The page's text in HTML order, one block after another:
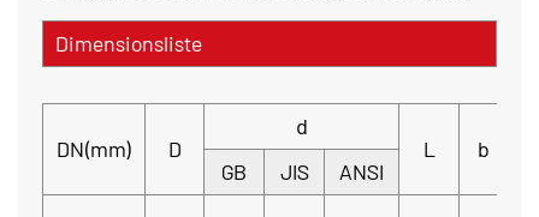
Dimensionsliste
DN(mm) D
d
L
b
GB
JIS ANSI